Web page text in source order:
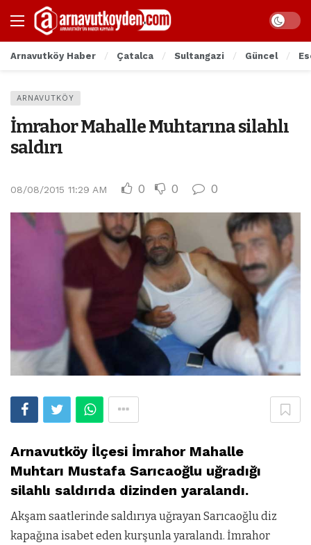
Arnavutköy Haber Çatalca Sultangazi Güncel
ARNAVUTKÖY
İmrahor Mahalle Muhtarına silahlı
saldırı
08/08/2015 11:29 AM 0 0 0
Arnavutköy İlçesi İmrahor Mahalle
Muhtarı Mustafa Sarıcaoğlu uğradığı
silahlı saldırıda dizinden yaralandı.
Akşam saatlerinde saldırıya uğrayan Sarıcaoğlu diz
kapağına isabet eden kurşunla yaralandı. İmrahor